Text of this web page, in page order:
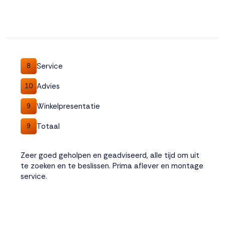
8 Service
10 Advies
9 Winkelpresentatie
9 Totaal
Zeer goed geholpen en geadviseerd, alle tijd om uit
te zoeken en te beslissen. Prima aflever en montage
service.